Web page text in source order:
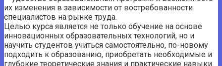
их изменения в зависимости от востребованности
специалистов на рынке труда.
Целью курса является не только обучение на основе
инновационных образовательных технологий, но и
научить студентов учиться самостоятельно, по-новому
подходить к образованию, приобретать необходимые и
глубокие теоретические знания и практические навыки